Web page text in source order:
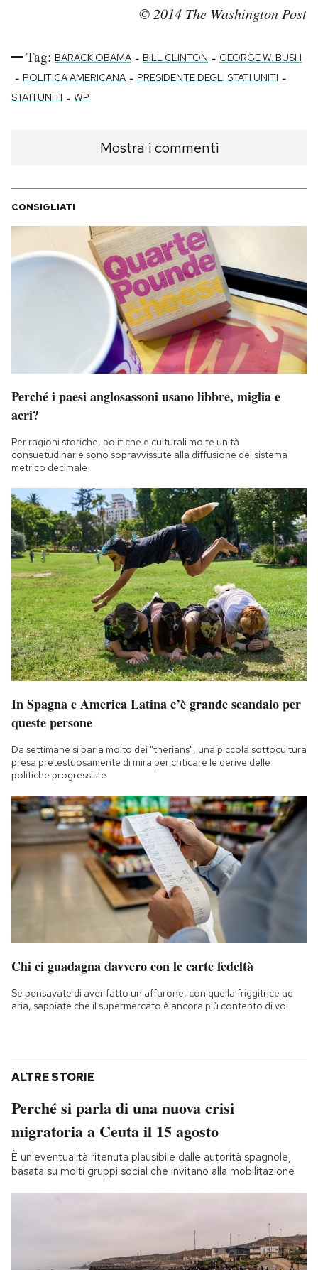
© 2014 The Washington Post
Tag: BARACK OBAMA - BILL CLINTON - GEORGE W. BUSH
- POLITICA AMERICANA - PRESIDENTE DEGLI STATI UNITI -
STATI UNITI - WP
Mostra i commenti
CONSIGLIATI
Perché i paesi anglosassoni usano libbre, miglia e
acri?
Per ragioni storiche, politiche e culturali molte unità
consuetudinarie sono sopravvissute alla diffusione del sistema
metrico decimale
In Spagna e America Latina c’è grande scandalo per
queste persone
Da settimane si parla molto dei "therians", una piccola sottocultura
presa pretestuosamente di mira per criticare le derive delle
politiche progressiste
Chi ci guadagna davvero con le carte fedeltà
Se pensavate di aver fatto un affarone, con quella friggitrice ad
aria, sappiate che il supermercato è ancora più contento di voi
ALTRE STORIE
Perché si parla di una nuova crisi
migratoria a Ceuta il 15 agosto
È un'eventualità ritenuta plausibile dalle autorità spagnole,
basata su molti gruppi social che invitano alla mobilitazione